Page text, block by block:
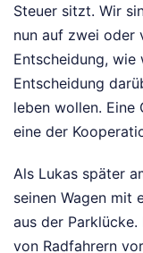
Steuer sitzt. Wir
nun auf zwei oder
Entscheidung,
Entscheidung
leben wollen.
eine der
Als Lukas später
seinen Wagen mit
aus der
von Radfahrern